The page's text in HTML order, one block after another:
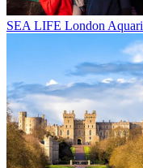
SEA LIFE London